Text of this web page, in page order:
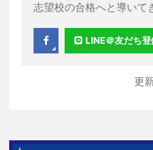
志望校の合格へと導いて
LINE＠友だち
更